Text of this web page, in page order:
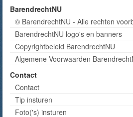
BarendrechtNU
© BarendrechtNU - Alle rechten
BarendrechtNU logo's en banners
Copyrightbeleid BarendrechtNU
Algemene Voorwaarden
Contact
Contact
Tip insturen
Foto('s) insturen